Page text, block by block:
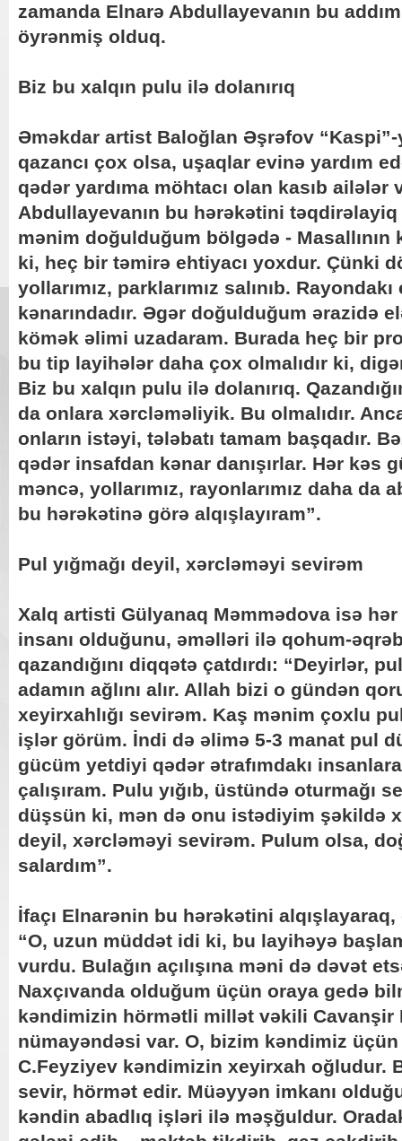
zamanda Elnarə Abdullayevanın bu
öyrənmiş olduq.
Biz bu xalqın pulu ilə dolanırıq
Əməkdar artist Baloğlan Əşrəfov “Kaspi”-
qazancı çox olsa, uşaqlar evinə yardım
qədər yardıma möhtacı olan kasıb ailələr
Abdullayevanın bu hərəkətini
mənim doğulduğum bölgədə -
ki, heç bir təmirə ehtiyacı yoxdur. Çünki
yollarımız, parklarımız salınıb.
kənarındadır. Əgər doğulduğum ərazidə
kömək əlimi uzadaram. Burada heç bir
bu tip layihələr daha çox olmalıdır ki,
Biz bu xalqın pulu ilə dolanırıq.
da onlara xərcləməliyik. Bu olmalıdır.
onların istəyi, tələbatı tamam başqadır.
qədər insafdan kənar danışırlar. Hər kəs
məncə, yollarımız, rayonlarımız daha da
bu hərəkətinə görə alqışlayıram”.
Pul yığmağı deyil, xərcləməyi sevirəm
Xalq artisti Gülyanaq Məmmədova isə
insanı olduğunu, əməlləri ilə qohum-
qazandığını diqqətə çatdırdı: “Deyirlər,
adamın ağlını alır. Allah bizi o gündən
xeyirxahlığı sevirəm. Kaş mənim çoxlu
işlər görüm. İndi də əlimə 5-3 manat pul
gücüm yetdiyi qədər ətrafımdakı
çalışıram. Pulu yığıb, üstündə oturmağı
düşsün ki, mən də onu istədiyim şəkildə
deyil, xərcləməyi sevirəm. Pulum olsa,
salardım”.
İfaçı Elnarənin bu hərəkətini alqışlayaraq,
“O, uzun müddət idi ki, bu layihəyə
vurdu. Bulağın açılışına məni də dəvət
Naxçıvanda olduğum üçün oraya gedə
kəndimizin hörmətli millət vəkili Cavanşir
nümayəndəsi var. O, bizim kəndimiz
C.Feyziyev kəndimizin xeyirxah oğludur.
sevir, hörmət edir. Müəyyən imkanı
kəndin abadlıq işləri ilə məşğuldur.